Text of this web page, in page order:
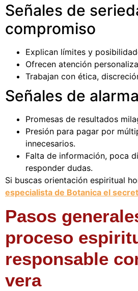
Señales de
compromiso
Explican límites y
Ofrecen atención
Trabajan con ética,
Señales de alarma
Promesas de resultados
Presión para pagar por
innecesarios.
Falta de información, poca
responder dudas.
Si buscas orientación espiritual
especialista de Botanica el
Pasos
proceso
responsable
vera